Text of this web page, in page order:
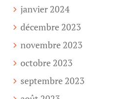
janvier 2024
décembre 2023
novembre 2023
octobre 2023
septembre 2023